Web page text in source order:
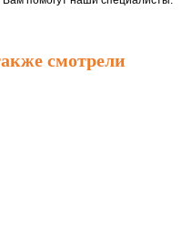
смотрели